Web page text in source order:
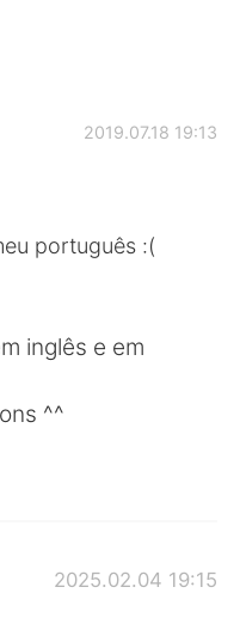
2019.07.18 19:13
português :(
inglês e em
^^
2025.02.04 19:15